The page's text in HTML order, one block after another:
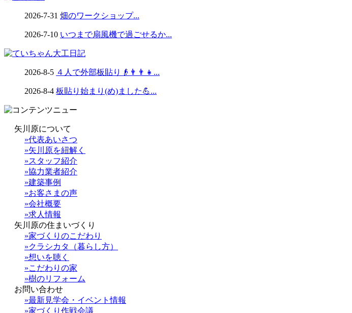
2026-7-31 畑のワークショップ...
2026-7-10 いつまで扇風機で過ごせるか...
2026-8-5 ４人で外部板貼り👴👨👨👧...
2026-8-4 板貼り始まり(め)ました💪...
矢川原について
»代表あいさつ
»矢川原を紐解く
»スタッフ紹介
»協力業者紹介
»建築事例
»お客さまの声
»会社概要
»求人情報
矢川原の住まいづくり
»家づくりのこだわり
»クラシカタ（暮らし方）
»想いを聴く
»こだわりの家
»樹のリフォーム
お問い合わせ
»最新見学会・イベント情報
»家づくり作戦会議